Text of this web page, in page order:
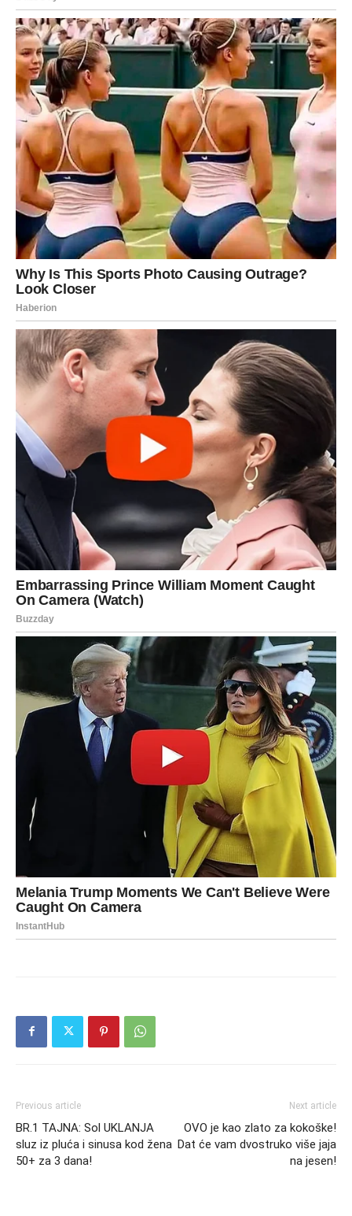
Previous article
BR.1 TAJNA: Sol UKLANJA
sluz iz pluća i sinusa kod žena
50+ za 3 dana!
Next article
OVO je kao zlato za kokoške!
Dat će vam dvostruko više jaja
na jesen!